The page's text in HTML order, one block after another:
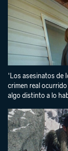
'Los asesinatos de
crimen real
algo distinto a lo